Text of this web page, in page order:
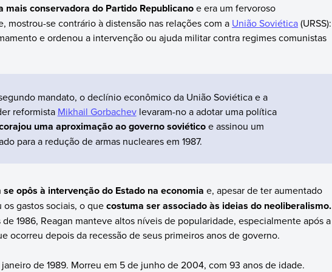
mais conservadora do Partido Republicanoe era um fervoroso
mostrou-se contrário à distensão nas relações com a União Soviética(URSS):
e ordenou a intervenção ou ajuda militar contra regimes comunistas
mandato, o declínio econômico da União Soviética e a
reformista Mikhail Gorbachevlevaram-no a adotar uma política
uma aproximação ao governo soviéticoe assinou um
para a redução de armas nucleares em 1987.
se opôs à intervenção do Estado na economia e, apesar de ter aumentado
gastos sociais, o quecostuma ser associado às ideias do neoliberalismo.
1986, Reagan manteve altos níveis de popularidade, especialmente após a
ocorreu depois da recessão de seus primeiros anos de governo.
de 1989. Morreu em 5 de junho de 2004, com 93 anos de idade.